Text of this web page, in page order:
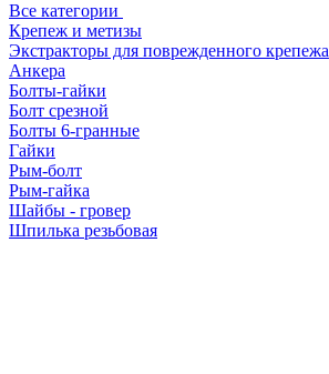
Все категории
Крепеж и метизы
Экстракторы для поврежденного крепежа
Анкера
Болты-гайки
Болт срезной
Болты 6-гранные
Гайки
Рым-болт
Рым-гайка
Шайбы - гровер
Шпилька резьбовая